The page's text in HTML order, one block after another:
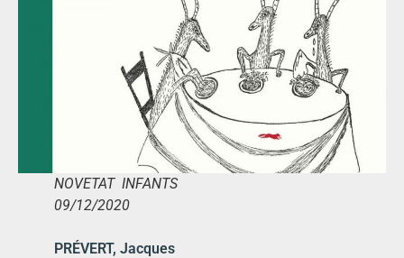
NOVETAT INFANTS
09/12/2020
PRÉVERT, Jacques